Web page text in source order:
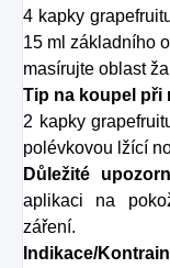
4 kapky
15 ml základního
masírujte oblast
Tip na koupel při
2 kapky
polévkovou lžící
Důležité
aplikaci na
záření.
Indikace/